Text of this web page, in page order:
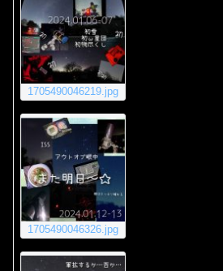
1705490046219.jpg
1705490046326.jpg